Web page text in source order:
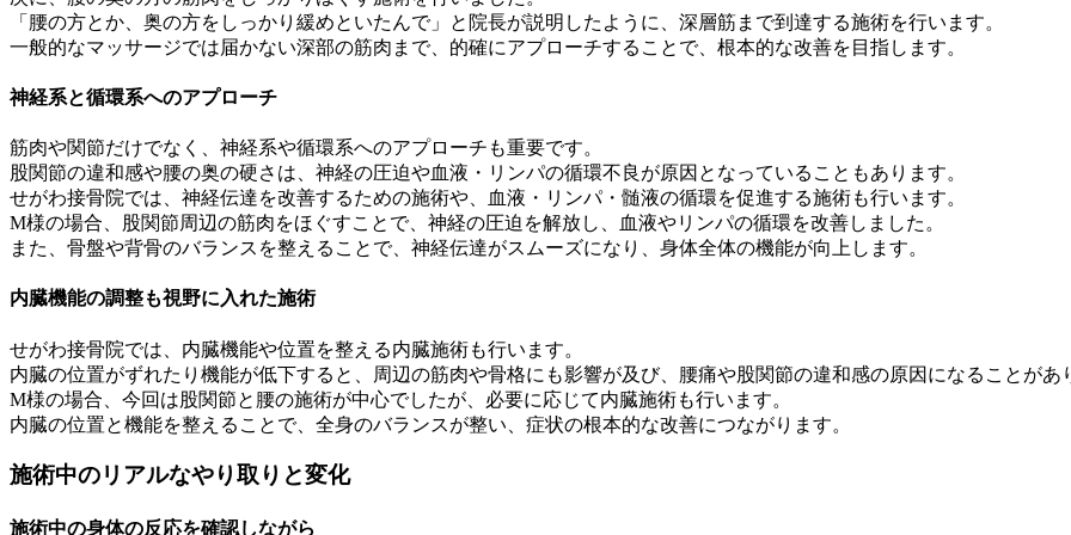
「腰の方とか、奥の方をしっかり緩めといたんで」と院長が説明したように、深層筋まで到達する施術を行います。
一般的なマッサージでは届かない深部の筋肉まで、的確にアプローチすることで、根本的な改善を目指します。
神経系と循環系へのアプローチ
筋肉や関節だけでなく、神経系や循環系へのアプローチも重要です。
股関節の違和感や腰の奥の硬さは、神経の圧迫や血液・リンパの循環不良が原因となっていることもあります。
せがわ接骨院では、神経伝達を改善するための施術や、血液・リンパ・髄液の循環を促進する施術も行います。
M様の場合、股関節周辺の筋肉をほぐすことで、神経の圧迫を解放し、血液やリンパの循環を改善しました。
また、骨盤や背骨のバランスを整えることで、神経伝達がスムーズになり、身体全体の機能が向上します。
内臓機能の調整も視野に入れた施術
せがわ接骨院では、内臓機能や位置を整える内臓施術も行います。
内臓の位置がずれたり機能が低下すると、周辺の筋肉や骨格にも影響が及び、腰痛や股関節の違和感の原因になることがあ
M様の場合、今回は股関節と腰の施術が中心でしたが、必要に応じて内臓施術も行います。
内臓の位置と機能を整えることで、全身のバランスが整い、症状の根本的な改善につながります。
施術中のリアルなやり取りと変化
施術中の身体の反応を確認しながら